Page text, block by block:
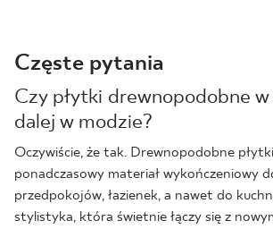
Częste pytania
Czy płytki drewnopodobne w
dalej w modzie?
Oczywiście, że tak. Drewnopodobne
ponadczasowy materiał wykończeniowy
przedpokojów, łazienek, a nawet do
stylistyka, która świetnie łączy się z